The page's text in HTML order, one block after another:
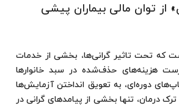
از توان مالی بیماران پیشی
که تحت تاثیر گرانی‌ها، بخشی از خدمات
هزینه‌های حذف‌شده در سبد خانوارها
دوره‌ای، به تعویق انداختن آزمایش‌ها
درمان، تنها بخشی از پیامدهای گرانی در